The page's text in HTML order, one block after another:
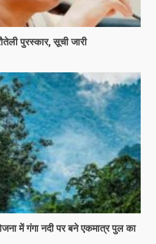
पुरस्कार, सूची जारी
में गंगा नदी पर बने एकमात्र पुल का